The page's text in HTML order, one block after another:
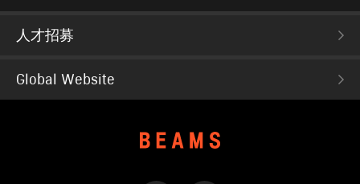
人才招募
Global Website